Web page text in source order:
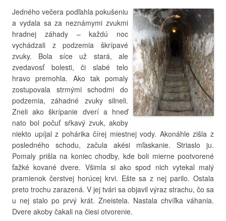
Jedného večera podľahla pokušeniu
a vydala sa za neznámymi zvukmi
hradnej záhady – každú noc
vychádzali z podzemia škrípavé
zvuky. Bola síce už stará, ale
zvedavosť bolesti, či slabé telo
hravo premohla. Ako tak pomaly
zostupovala strmými schodmi do
podzemia, záhadné zvuky silneli.
Zneli ako škrípanie dverí a hneď
nato bol počuť sŕkavý zvuk, akoby
niekto upíjal z pohárika čírej miestnej vody. Akonáhle zišla z
posledného schodu, začula akési mľaskanie. Striaslo ju.
Pomaly prišla na koniec chodby, kde boli mierne pootvorené
ťažké kované dvere. Všimla si ako spod nich vytekal malý
pramienok čerstvej horúcej krvi. Ešte sa z nej parilo. Ostala
preto trochu zarazená. V jej tvári sa objavil výraz strachu, čo sa
u nej stalo po prvý krát. Zneistela. Nastala chvíľka váhania.
Dvere akoby čakali na čiesi otvorenie.